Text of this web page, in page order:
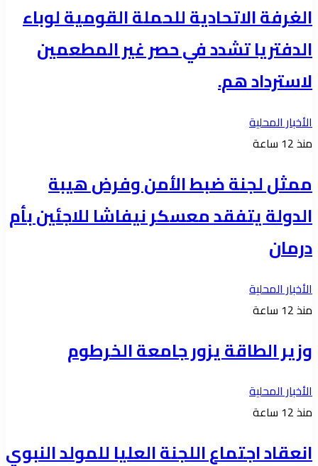
الغرفة الاتحادية للحملة القومية لوباء
الدفتريا تشدد في حصر غير المطعمين
لاسترداد هم.
الأخبار المحلية
منذ 12 ساعة
ممثل لجنة ضبط الأمن وفرض هيبة
الدولة يتفقد معسكر نيفاشا للاجئين بأم
درمان
الأخبار المحلية
منذ 12 ساعة
وزير الطاقة يزور جامعة الخرطوم
الأخبار المحلية
منذ 12 ساعة
انعقاد اجتماع اللجنة العليا للمولد النبوي